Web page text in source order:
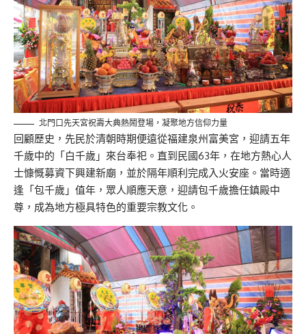
北門口先天宮祝壽大典熱鬧登場，凝聚地方信仰力量
回顧歷史，先民於清朝時期便遠從福建泉州富美宮，迎請五年
千歲中的「白千歲」 來台奉祀 。直到民國63年，在地方熱心人
士慷慨募資下興建新廟，並於隔年順利完成入火安座 。 當時適
逢「包千歲」值年，眾人順應天意， 迎請包千歲擔任鎮殿中
尊，成為地方極具特色的重要宗教文化。